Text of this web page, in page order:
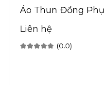
Áo Thun Đồng
Liên hệ
(0.0)